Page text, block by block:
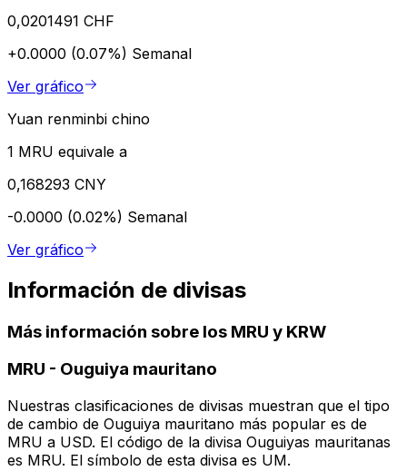
0,0201491 CHF
+0.0000 (0.07%) Semanal
Ver gráfico
Yuan renminbi chino
1 MRU equivale a
0,168293 CNY
-0.0000 (0.02%) Semanal
Ver gráfico
Información de divisas
Más información sobre los MRU y KRW
MRU - Ouguiya mauritano
Nuestras clasificaciones de divisas muestran que el tipo
de cambio de Ouguiya mauritano más popular es de
MRU a USD. El código de la divisa Ouguiyas mauritanas
es MRU. El símbolo de esta divisa es UM.